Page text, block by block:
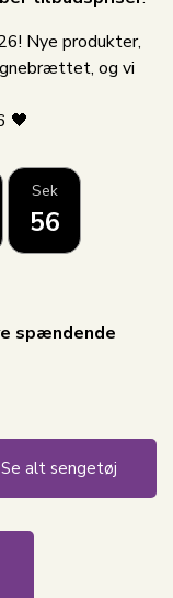
Nye produkter,
og vi
🖤
Sek
56
spændende
Se alt sengetøj